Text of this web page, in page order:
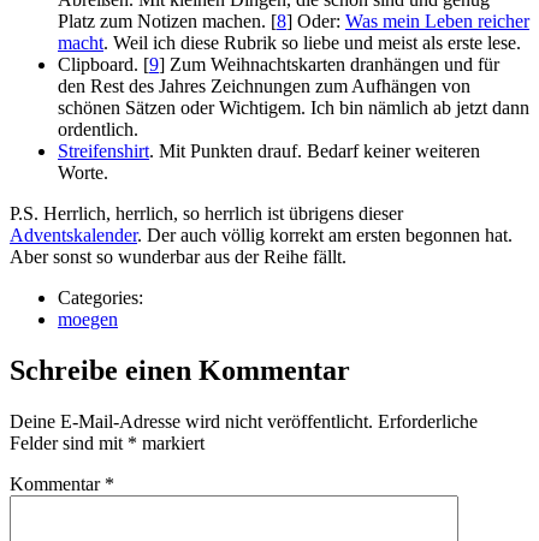
Platz zum Notizen machen. [8] Oder: Was mein Leben reicher
macht. Weil ich diese Rubrik so liebe und meist als erste lese.
Clipboard. [9] Zum Weihnachtskarten dranhängen und für
den Rest des Jahres Zeichnungen zum Aufhängen von
schönen Sätzen oder Wichtigem. Ich bin nämlich ab jetzt dann
ordentlich.
Streifenshirt. Mit Punkten drauf. Bedarf keiner weiteren
Worte.
P.S. Herrlich, herrlich, so herrlich ist übrigens dieser
Adventskalender. Der auch völlig korrekt am ersten begonnen hat.
Aber sonst so wunderbar aus der Reihe fällt.
Categories:
moegen
Schreibe einen Kommentar
Deine E-Mail-Adresse wird nicht veröffentlicht. Erforderliche
Felder sind mit * markiert
Kommentar *